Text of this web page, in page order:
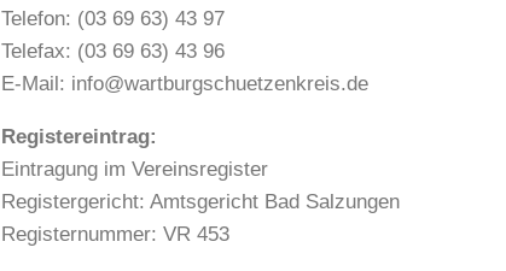
Telefon: (03 69 63) 43 97
Telefax: (03 69 63) 43 96
E-Mail: info@wartburgschuetzenkreis.de
Registereintrag:
Eintragung im Vereinsregister
Registergericht: Amtsgericht Bad Salzungen
Registernummer: VR 453